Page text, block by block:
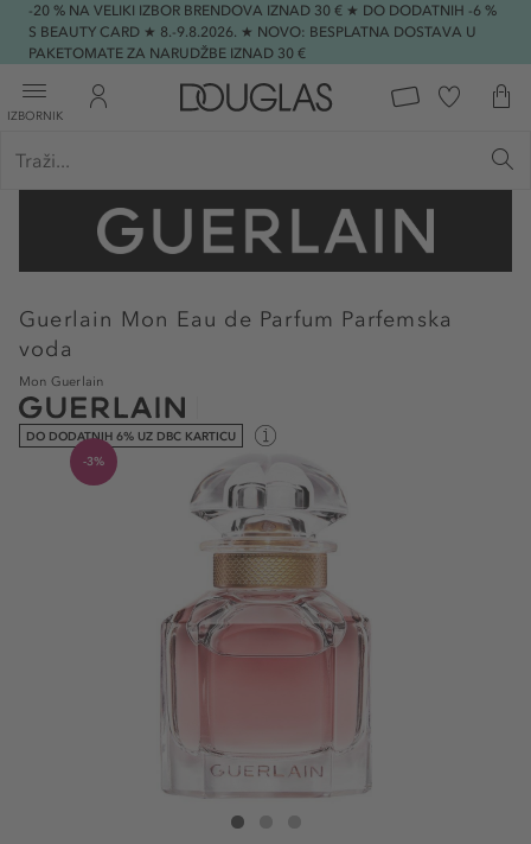
-20 % NA VELIKI IZBOR BRENDOVA IZNAD 30 € ★ DO DODATNIH -6 %
S BEAUTY CARD ★ 8.-9.8.2026. ★ NOVO: BESPLATNA DOSTAVA U
PAKETOMATE ZA NARUDŽBE IZNAD 30 €
IZBORNIK
Guerlain Mon Eau de Parfum Parfemska
voda
Mon Guerlain
DO DODATNIH 6% UZ DBC KARTICU
-3%
Guerlain Mon Guerlain Eau de Parfum